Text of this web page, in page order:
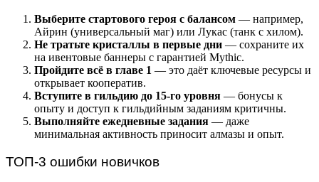
Выберите стартового героя с балансом — например,
Айрин (универсальный маг) или Лукас (танк с хилом).
Не тратьте кристаллы в первые дни — сохраните их
на ивентовые баннеры с гарантией Mythic.
Пройдите всё в главе 1 — это даёт ключевые ресурсы и
открывает кооператив.
Вступите в гильдию до 15-го уровня — бонусы к
опыту и доступ к гильдийным заданиям критичны.
Выполняйте ежедневные задания — даже
минимальная активность приносит алмазы и опыт.
ТОП-3 ошибки новичков